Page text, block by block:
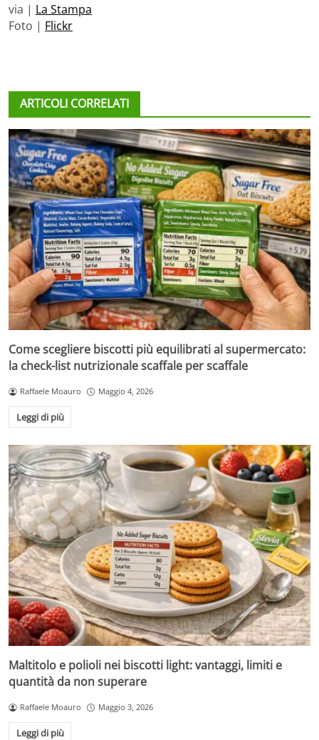
via | La Stampa
Foto | Flickr
ARTICOLI CORRELATI
Come scegliere biscotti più equilibrati al supermercato:
la check-list nutrizionale scaffale per scaffale
Raffaele Moauro Maggio 4, 2026
Leggi di più
Maltitolo e polioli nei biscotti light: vantaggi, limiti e
quantità da non superare
Raffaele Moauro Maggio 3, 2026
Leggi di più